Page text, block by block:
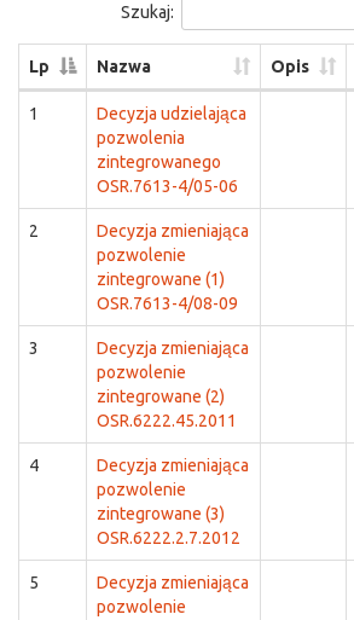
Szukaj:
Lp Nazwa Opis
1
Decyzja udzielająca
pozwolenia
zintegrowanego
OSR.7613-4/05-06
2
Decyzja zmieniająca
pozwolenie
zintegrowane (1)
OSR.7613-4/08-09
3
Decyzja zmieniająca
pozwolenie
zintegrowane (2)
OSR.6222.45.2011
4
Decyzja zmieniająca
pozwolenie
zintegrowane (3)
OSR.6222.2.7.2012
5
Decyzja zmieniająca
pozwolenie